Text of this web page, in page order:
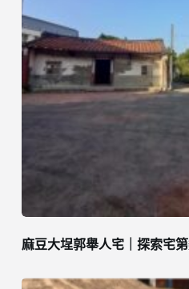
麻豆大埕郭舉人宅｜探索宅